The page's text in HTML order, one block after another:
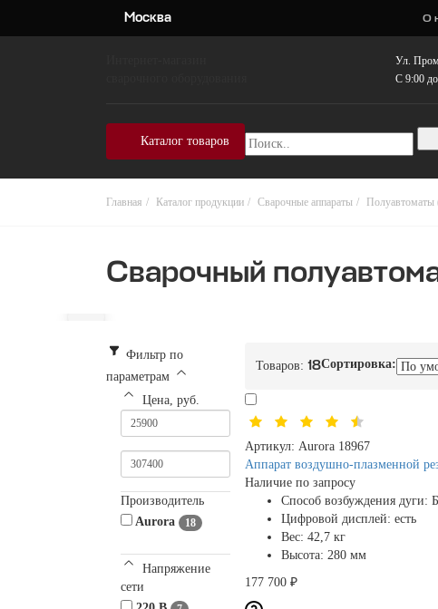
Москва О
Ул.
C 9:00
Каталог товаров
Главная Каталог продукции Сварочные аппараты
Сварочный
Фильтр по
параметрам
Цена, руб.
Производитель
Aurora
18
Напряжение
сети
Товаров: 18Сортировка:
Артикул: Aurora 18967
Аппарат воздушно-плазменной
Наличие по запросу
Способ возбуждения дуги:
Цифровой дисплей: есть
Вес: 42,7 кг
Высота: 280 мм
177 700 ₽